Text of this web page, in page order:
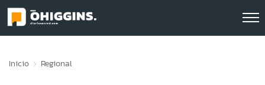
Inicio Regional